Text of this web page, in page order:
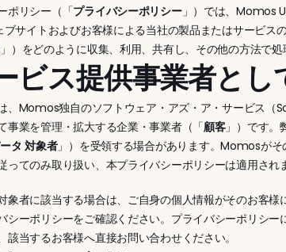
ポリシー（「プライバシーポリシー」）では、Momos
サイトおよびお客様による当社の製品またはサービス
」）をどのように収集、利用、共有し、その他の方法で処
ビス提供事業者と
、Momos独自のソフトウェア・アズ・ア・サービス（
事業を管理・拡大する企業・事業者（「顧客」）です。
タ 対象者」）を受領する場合があります。Momosが
ってのみ取り扱い、本プライバシーポリシーは適用され
象者に該当する場合は、ご自身の個人情報がそのお客
シーポリシーをご確認ください。プライバシーポリシ
該当するお客様へ直接お問い合わせください。